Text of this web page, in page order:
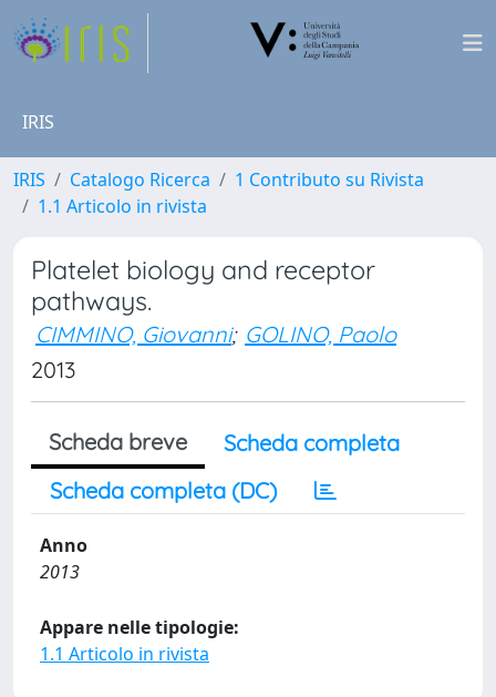
IRIS
IRIS Catalogo Ricerca
1 Contributo su Rivista
1.1 Articolo in rivista
Platelet biology and receptor
pathways.
CIMMINO, Giovanni; GOLINO, Paolo
2013
Scheda breve
Scheda completa
Scheda completa (DC)
Anno
2013
Appare nelle tipologie:
1.1 Articolo in rivista